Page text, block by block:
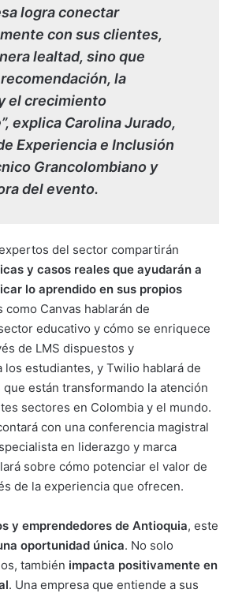
logra conectar
con sus clientes,
lealtad, sino que
la
el crecimiento
explica Carolina Jurado,
Experiencia e Inclusión
Grancolombiano y
del evento.
del sector compartirán
y casos reales que ayudarán a
lo aprendido en sus propios
como Canvas hablarán de
educativo y cómo se enriquece
de LMS dispuestos y
los estudiantes, y Twilio hablará de
están transformando la atención
sectores en Colombia y el mundo.
con una conferencia magistral
en liderazgo y marca
sobre cómo potenciar el valor de
de la experiencia que ofrecen.
y emprendedores de Antioquia, este
oportunidad única. No solo
también impacta positivamente en
. Una empresa que entiende a sus